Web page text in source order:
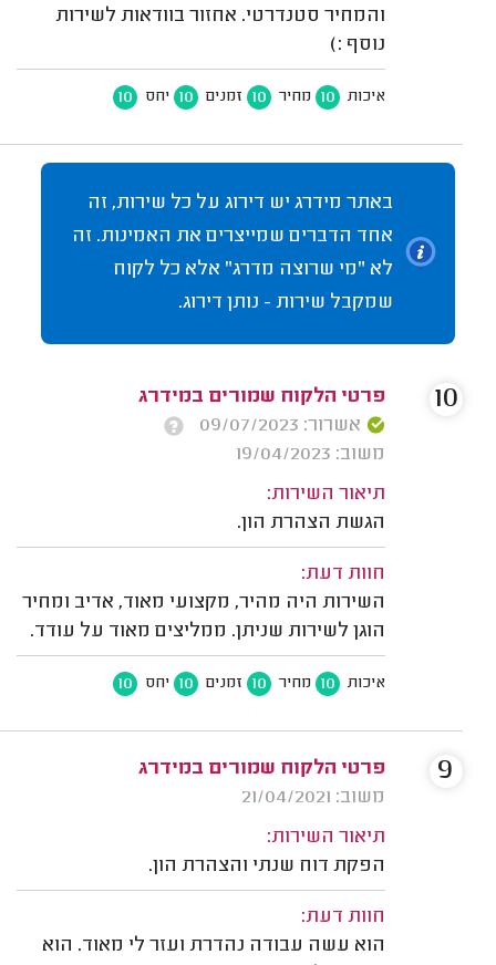
והמחיר סטנדרטי. אחזור בוודאות לשירות
נוסף :)
איכות 10 מחיר 10 זמנים 10 יחס 10
באתר מידרג יש דירוג על כל שירות, זה
אחד הדברים שמייצרים את האמינות. זה
לא "מי שרוצה מדרג" אלא כל לקוח
שמקבל שירות - נותן דירוג.
פרטי הלקוח שמורים במידרג
אשרור: 09/07/2023
משוב: 19/04/2023
תיאור השירות:
הגשת הצהרת הון.
חוות דעת:
השירות היה מהיר, מקצועי מאוד, אדיב ומחיר
הוגן לשירות שניתן. ממליצים מאוד על עודד.
איכות 10 מחיר 10 זמנים 10 יחס 10
10
פרטי הלקוח שמורים במידרג
משוב: 21/04/2021
תיאור השירות:
הפקת דוח שנתי והצהרת הון.
חוות דעת:
הוא עשה עבודה נהדרת ועזר לי מאוד. הוא
9